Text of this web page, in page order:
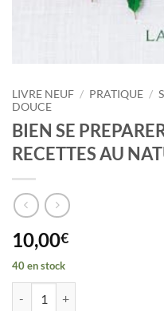
LIVRE NEUF / PRATIQUE /
DOUCE
BIEN SE
RECETTES AU
10,00€
40 en stock